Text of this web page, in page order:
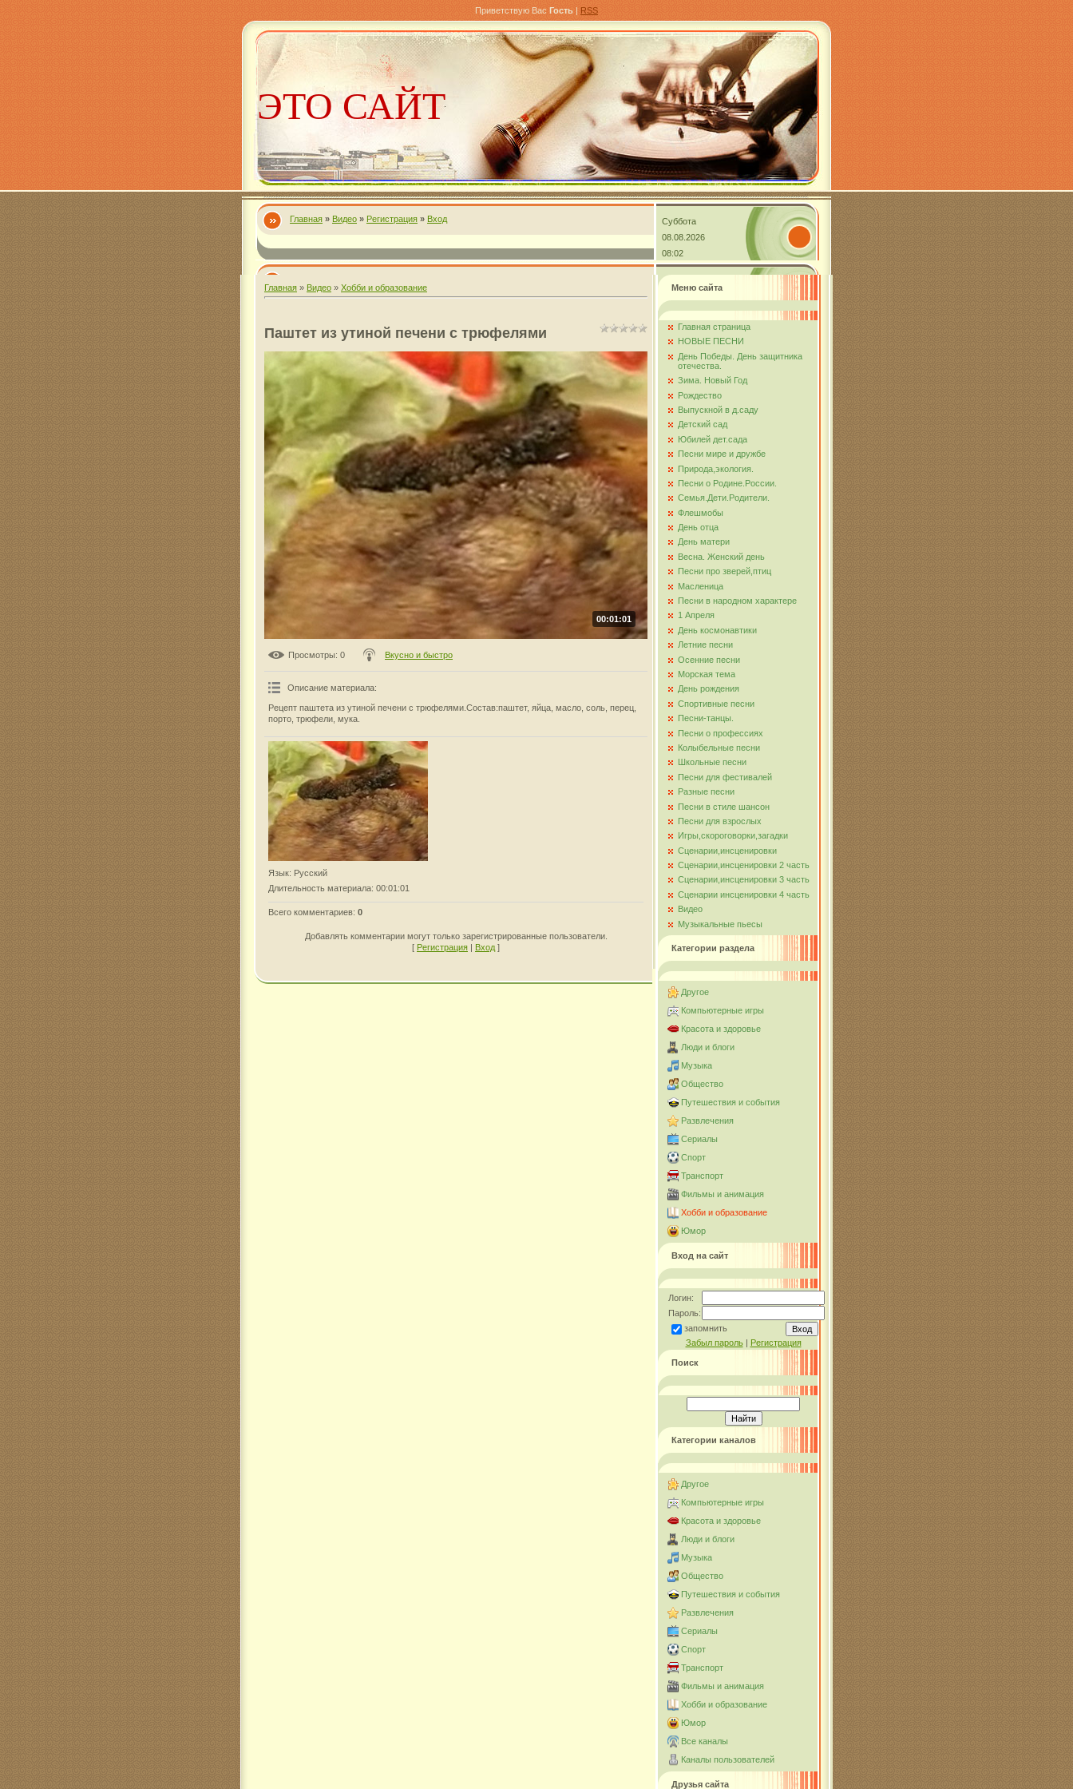
Приветствую Вас Гость | RSS
ЭТО САЙТ
Александра
Комарова
Главная » Видео » Регистрация » Вход
Суббота
08.08.2026
08:02
Главная » Видео » Хобби и образование
Паштет из утиной печени с трюфелями
00:01:01
Просмотры: 0 Вкусно и быстро
Описание материала:
Рецепт паштета из утиной печени с трюфелями.Состав:паштет, яйца, масло, соль, перец,
порто, трюфели, мука.
Язык: Русский
Длительность материала: 00:01:01
Всего комментариев: 0
Добавлять комментарии могут только зарегистрированные пользователи.
[ Регистрация | Вход ]
Меню сайта
Главная страница
НОВЫЕ ПЕСНИ
День Победы. День защитника
отечества.
Зима. Новый Год
Рождество
Выпускной в д.саду
Детский сад
Юбилей дет.сада
Песни мире и дружбе
Природа,экология.
Песни о Родине.России.
Семья.Дети.Родители.
Флешмобы
День отца
День матери
Весна. Женский день
Песни про зверей,птиц
Масленица
Песни в народном характере
1 Апреля
День космонавтики
Летние песни
Осенние песни
Морская тема
День рождения
Спортивные песни
Песни-танцы.
Песни о профессиях
Колыбельные песни
Школьные песни
Песни для фестивалей
Разные песни
Песни в стиле шансон
Песни для взрослых
Игры,скороговорки,загадки
Сценарии,инсценировки
Сценарии,инсценировки 2 часть
Сценарии,инсценировки 3 часть
Сценарии инсценировки 4 часть
Видео
Музыкальные пьесы
Категории раздела
Другое
Компьютерные игры
Красота и здоровье
Люди и блоги
Музыка
Общество
Путешествия и события
Развлечения
Сериалы
Спорт
Транспорт
Фильмы и анимация
Хобби и образование
Юмор
Вход на сайт
Логин:
Пароль:
запомнить
Забыл пароль| Регистрация
Поиск
Категории каналов
Другое
Компьютерные игры
Красота и здоровье
Люди и блоги
Музыка
Общество
Путешествия и события
Развлечения
Сериалы
Спорт
Транспорт
Фильмы и анимация
Хобби и образование
Юмор
Все каналы
Каналы пользователей
Друзья сайта